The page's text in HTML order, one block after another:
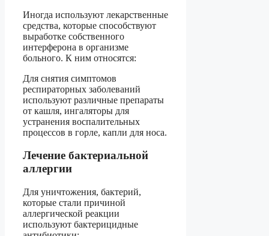
Иногда используют лекарственные
средства, которые способствуют
выработке собственного
интерферона в организме
больного. К ним относятся:
Для снятия симптомов
респираторных заболеваний
используют различные препараты
от кашля, ингаляторы для
устранения воспалительных
процессов в горле, капли для носа.
Лечение бактериальной
аллергии
Для уничтожения, бактерий,
которые стали причиной
аллергической реакции
используют бактерицидные